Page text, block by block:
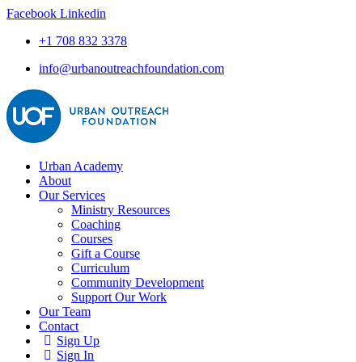
Facebook Linkedin
+1 708 832 3378
info@urbanoutreachfoundation.com
Urban Academy
About
Our Services
Ministry Resources
Coaching
Courses
Gift a Course
Curriculum
Community Development
Support Our Work
Our Team
Contact
Sign Up
Sign In